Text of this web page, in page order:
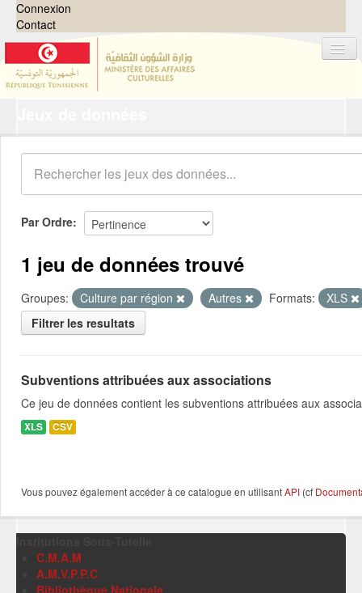
Connexion
Contact
Organisations
Groupes
Demandes 0
À propos
Par Ordre
1 jeu de données trouvé
Groupes: Culture par région Autres Formats:
XLS
Filtrer les resultats
Subventions attribuées aux associations
Ce jeu de données contient les subventions attribuées aux
XLS CSV
Vous pouvez également accéder à ce catalogue en utilisantAPI (cf
C.M.A.M
A.M.V.P.P.C
Bibliothèque Nationale